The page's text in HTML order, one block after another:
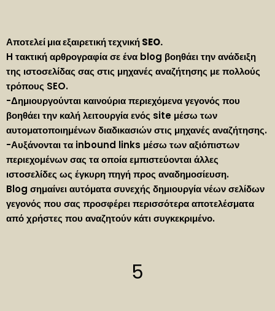
Αποτελεί μια εξαιρετική τεχνικήSEO.
H τακτική αρθρογραφία σε ένα blog βοηθάει την ανάδειξη
της ιστοσελίδας σας στις μηχανές αναζήτησης με πολλούς
τρόπους SEO.
-Δημιουργούνται καινούρια περιεχόμενα γεγονός που
βοηθάει την καλή λειτουργία ενός site μέσω των
αυτοματοποιημένων διαδικασιών στις μηχανές αναζήτησης.
-Αυξάνονται τα inbound links μέσω των αξιόπιστων
περιεχομένων σας τα οποία εμπιστεύονται άλλες
ιστοσελίδες ως έγκυρη πηγή προς αναδημοσίευση.
Blog σημαίνει αυτόματα συνεχής δημιουργία νέων σελίδων
γεγονός που σας προσφέρει περισσότερα αποτελέσματα
από χρήστες που αναζητούν κάτι συγκεκριμένο.
5